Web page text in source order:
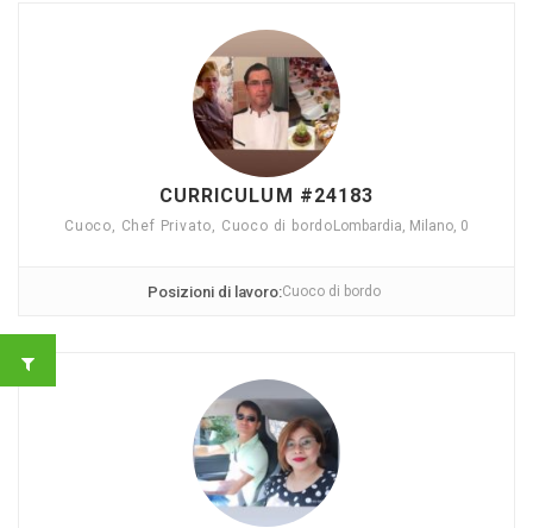
CURRICULUM #24183
Cuoco, Chef Privato, Cuoco di bordo Lombardia, Milano, 0
Posizioni di lavoro:Cuoco di bordo